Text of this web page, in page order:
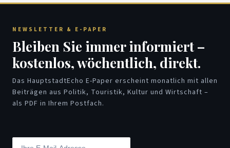
NEWSLETTER & E-PAPER
Bleiben Sie immer informiert –
kostenlos, wöchentlich, direkt.
Das HauptstadtEcho E-Paper erscheint monatlich mit allen
Beiträgen aus Politik, Touristik, Kultur und Wirtschaft –
als PDF in Ihrem Postfach.